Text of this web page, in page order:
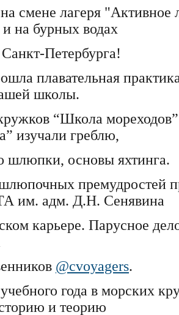
смене лагеря "Активное
на бурных водах
Петербурга!
плавательная
школы.
“Школа
изучали греблю,
шлюпки, основы яхтинга.
премудростей
адм. Д.Н. Сенявина
карьере. Парусное
@cvoyagers.
года в морских
и теорию